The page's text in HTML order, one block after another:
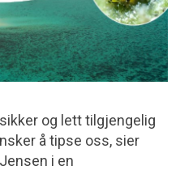
og lett tilgjengelig
å tipse oss, sier
i en